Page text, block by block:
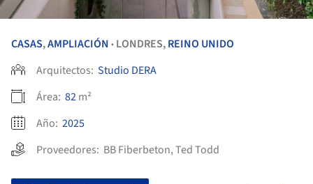
CASAS,AMPLIACIÓN • LONDRES,REINO UNIDO
Arquitectos: Studio DERA
Área: 82m²
Año: 2025
Proveedores: BB Fiberbeton,Ted Todd